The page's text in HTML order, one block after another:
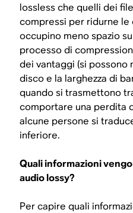
lossless che quelli dei
compressi per ridurne le
occupino meno spazio
processo di
dei vantaggi (si possono
disco e la larghezza di
quando si trasmettono
comportare una perdita
alcune persone si
inferiore.
Quali informazioni
audio lossy?
Per capire quali